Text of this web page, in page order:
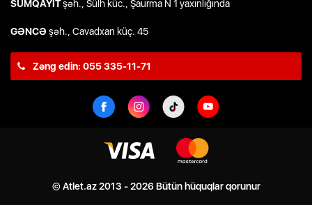
SUMQAYITşəh., Sülh küc., Şaurma N 1 yaxınlığında
GƏNCƏ şəh., Cavadxan küç. 45
Zəng edin: 055 335-11-71
© Atlet.az 2013 - 2026 Bütün hüquqlar qorunur